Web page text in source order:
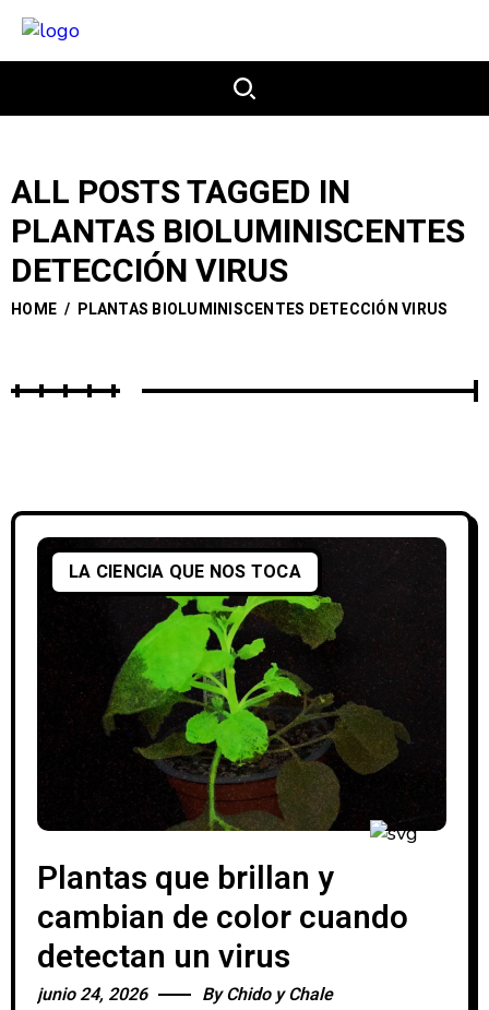
ALL POSTS TAGGED IN
PLANTAS BIOLUMINISCENTES
DETECCIÓN VIRUS
HOME / PLANTAS BIOLUMINISCENTES DETECCIÓN VIRUS
LA CIENCIA QUE NOS TOCA
Plantas que brillan y
cambian de color cuando
detectan un virus
junio 24, 2026 ByChido y Chale